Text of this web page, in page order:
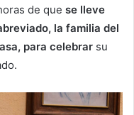
de que se lleve
la familia del
para celebrar su